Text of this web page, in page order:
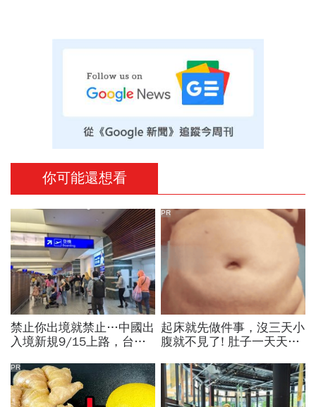
你可能還想看
禁止你出境就禁止…中國出
入境新規9/15上路，台灣
職業特別注意：前例在這
起床就先做件事，沒三天小
腹就不見了! 肚子一天天變
PR
PR